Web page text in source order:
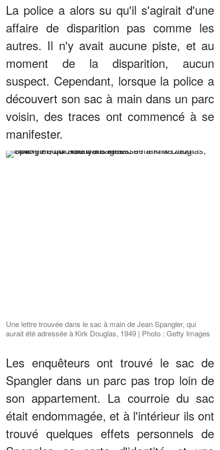
La police a alors su qu'il s'agirait d'une
affaire de disparition pas comme les
autres. Il n'y avait aucune piste, et au
moment de la disparition, aucun
suspect. Cependant, lorsque la police a
découvert son sac à main dans un parc
voisin, des traces ont commencé à se
manifester.
Une lettre trouvée dans le sac à main de Jean Spangler, qui
aurait été adressée à Kirk Douglas, 1949 | Photo : Getty Images
Les enquêteurs ont trouvé le sac de
Spangler dans un parc pas trop loin de
son appartement. La courroie du sac
était endommagée, et à l'intérieur ils ont
trouvé quelques effets personnels de